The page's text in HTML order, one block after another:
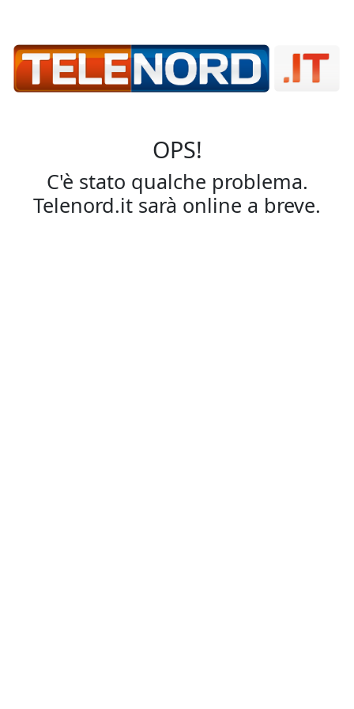
OPS!
C'è stato qualche problema.
Telenord.it sarà online a breve.